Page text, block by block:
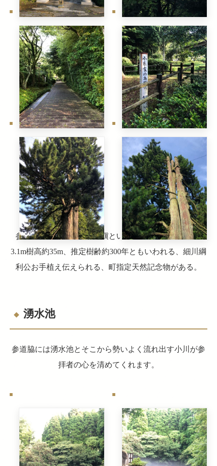
参道脇には小糸家の高野槇という巨木があり、幹周約
3.1m樹高約35m、推定樹齢約300年ともいわれる、細川綱
利公お手植え伝えられる、町指定天然記念物がある。
湧水池
参道脇には湧水池とそこから勢いよく流れ出す小川が参
拝者の心を清めてくれます。